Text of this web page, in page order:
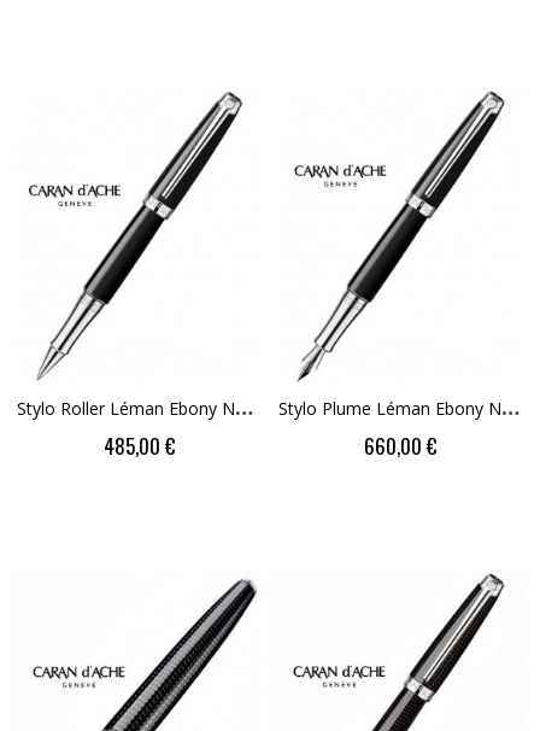
S
Tylo Roller Léman Ebony Noir Argenté Rhodié
485,00 €
S
Tylo Plume Léman Ebony Noir Argenté Rhodié
660,00 €